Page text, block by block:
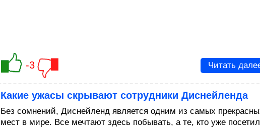
-3 Читать
Какие ужасы скрывают сотрудники Диснейленда
Без сомнений, Диснейленд является одним из самых
мест в мире. Все мечтают здесь побывать, а те, кто уже посетил